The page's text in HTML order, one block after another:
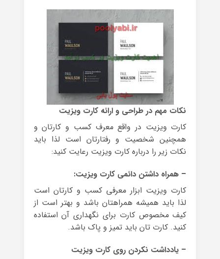
نکات مهم در طراحی و ارائه کارت ویزیت
کارت ویزیت در واقع معرف کسب و کارتان و
همچنین شخصیت و رفتارتان است لذا باید
نکات زیر را درباره کارت ویزیت رعایت کنید:
– همراه داشتن دائمی کارت ویزیت:
کارت ویزیت ابزار معرفی کسب و کارتان است
لذا باید همیشه همراهتان باشد و بهتر است از
کیف مخصوص کارت برای نگهداری آن استفاده
کنید. کارت تان باید تمیز و پاک باشد.
– یادداشت نکردن روی کارت ویزیت